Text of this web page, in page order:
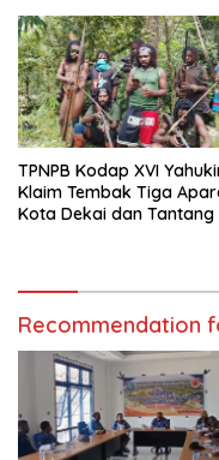
TPNPB Kodap XVI
Klaim Tembak Tiga
Kota Dekai dan Tantang
Recommendation